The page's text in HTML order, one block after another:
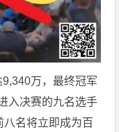
万，最终冠军
入决赛的九名选手
名将立即成为百